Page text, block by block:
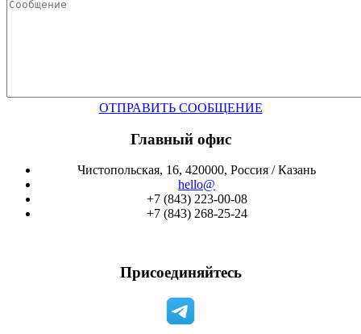
ОТПРАВИТЬ СООБЩЕНИЕ
Главный офис
Чистопольская, 16, 420000, Россия / Казань
hello@
+7 (843) 223-00-08
+7 (843) 268-25-24
Присоединяйтесь